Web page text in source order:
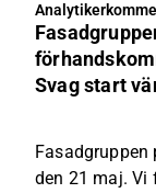
interna
Svag start
Fasadgruppen
den 21 maj. Vi